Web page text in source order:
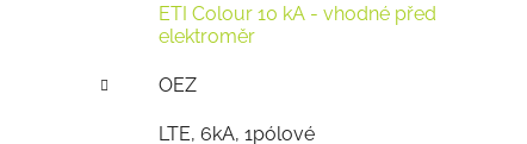
ETI Colour 10 kA - vhodné před
elektroměr
OEZ
LTE, 6kA, 1pólové